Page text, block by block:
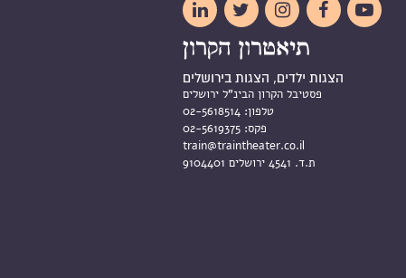





הצגות ילדים, הצגות בירושלים
פסטיבל הקרון הבינ"ל ירושלים
טלפון:
פקס:
train@traintheater.co.il
ת.ד. 4541 ירושלים 9104401